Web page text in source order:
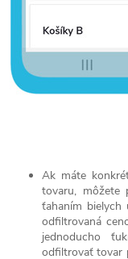
Ak máte
tovaru, môžete
ťahaním
odfiltrovaná
jednoducho
odfiltrovať tovar